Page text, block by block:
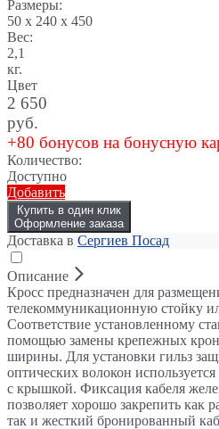
Размеры:
50 x 240 x 450
Вес:
2,1
кг.
Цвет
2 650
руб.
+80 бонусов на бонусную
Количество:
Доступно
Добавить
Купить в один клик
Оформление заказа
Доставка в Сергиев Посад
Описание
Кросс предназначен для
телекоммуникационную стойку
Соответствие установленному
помощью замены крепежных
ширины. Для установки гильз
оптических волокон
с крышкой. Фиксация кабеля
позволяет хорошо закрепить как
так и жесткий бронированный